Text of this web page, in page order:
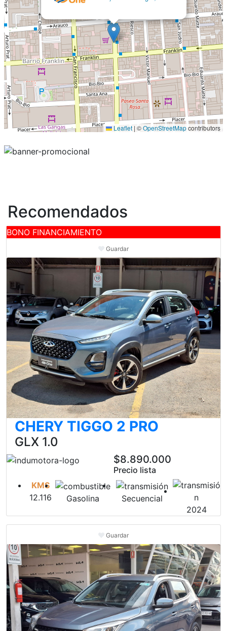
Leaflet | ©OpenStreetMapcontributors
Recomendados
BONO FINANCIAMIENTO
Guardar
CHERY TIGGO 2 PRO
GLX 1.0
$8.890.000
Precio lista
KMS
12.116
Gasolina
Secuencial
2024
Guardar